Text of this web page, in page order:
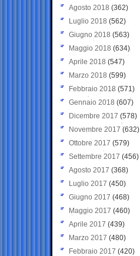
Agosto 2018 (362)
Luglio 2018 (562)
Giugno 2018 (563)
Maggio 2018 (634)
Aprile 2018 (547)
Marzo 2018 (599)
Febbraio 2018 (571)
Gennaio 2018 (607)
Dicembre 2017 (578)
Novembre 2017 (632)
Ottobre 2017 (579)
Settembre 2017 (456)
Agosto 2017 (368)
Luglio 2017 (450)
Giugno 2017 (468)
Maggio 2017 (460)
Aprile 2017 (439)
Marzo 2017 (480)
Febbraio 2017 (420)